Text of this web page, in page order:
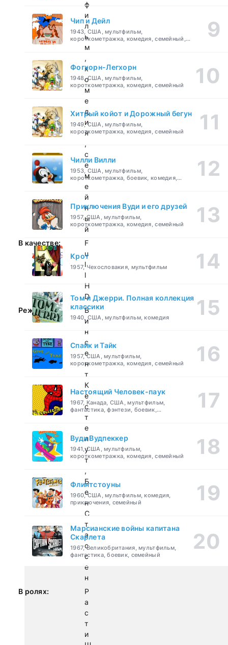
ф
и
л
ь
м
,
к
о
м
е
д
и
я
,
с
е
м
е
й
н
ы
й
В качестве:
F
u
l
l
H
D
Режиссер:
В
и
н
с
е
н
т
К
е
с
т
е
л
у
т
,
Б
е
н
С
т
а
с
с
е
н
В ролях:
Р
а
с
т
и
Чип и Дейл
1943, США, мультфильм,
короткометражка, комедия, семейный,
детский
Фогхорн-Легхорн
1948, США, мультфильм,
короткометражка, комедия, семейный
Хитрый койот и Дорожный бегун
1949, США, мультфильм,
короткометражка, комедия, семейный
Чилли Вилли
1953, США, мультфильм,
короткометражка, боевик, комедия,
приключения, семейный
Приключения Вуди и его друзей
1957, США, мультфильм,
короткометражка, комедия, семейный
Крот
1957, Чехословакия, мультфильм
Том и Джерри. Полная коллекция
классики
1940, США, мультфильм, комедия
Спайк и Тайк
1957, США, мультфильм,
короткометражка, комедия, семейный
Настоящий Человек-паук
1967, Канада, США, мультфильм,
фантастика, фэнтези, боевик,
приключения, семейный
Вуди Вудпеккер
1941, США, мультфильм,
короткометражка, комедия, семейный
Флинтстоуны
1960, США, мультфильм, комедия,
приключения, семейный
Марсианские войны капитана
Скарлета
1967, Великобритания, мультфильм,
фантастика, боевик, семейный